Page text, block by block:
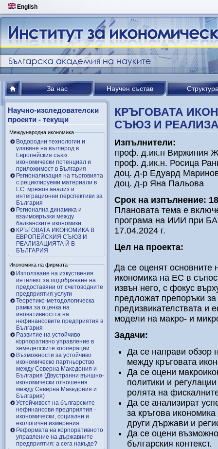
English
За нас Научен състав
Научно-изследователски
проекти - текущи
Международна икономика
Водородни технологии и
улавяне на въглерод в
Европейския съюз:
икономически потенциал и
приложимост в България
Регионализация на търговията
с рециклируеми материали в
ЕС: мрежов анализ и
интеграционни перспективи за
България
Регионална динамика и
взаимовръзки между
балканските икономики
КРЪГОВАТА ИКОНОМИКА В
ЕВРОПЕЙСКИЯ СЪЮЗ И
РЕАЛИЗАЦИЯТА Й В
БЪЛГАРИЯ
Икономика на фирмата
Използване на изкуствения
интелект за подобряване на
предоставяни от счетоводните
предприятия услуги
Теоретико-методологическа
рамка за оценка на
иновативността на
нефинансовите предприятия в
България
Развитие на устойчиво
корпоративно управление в
земеделските кооперации
Възможности за устойчиво
икономическо партньорство
между Северна Македония и
България (Двустранни външно-
икономически отношения
между Северна Македония и
България)
Устойчивост на българските
нефинансови предприятия -
икономически, социални и
екологични измерения
Реформата на корпоративното
управление на държавните
предприятия: а сега накъде?
КРЪГОВАТА
СЪЮЗ И
Изпълнители:
проф. д.ик.н Виржиния
проф. д.ик.н. Росица
доц. д-р Едуард
доц. д-р Яна Пальова
Срок на изпълнение:
Плановата тема е
програма на ИИИ при
17.04.2024 г.
Цел на проекта:
Да се оценят основните
икономика на ЕС в
извън него, с фокус
предложат препоръки
предизвикателствата и
модели на макро- и
Задачи:
Да се направи обзор
между кръговата
Да се оцени
политики и
ролята на
Да се анализират
за кръгова
други държави и
Да се оцени
българския контекст.